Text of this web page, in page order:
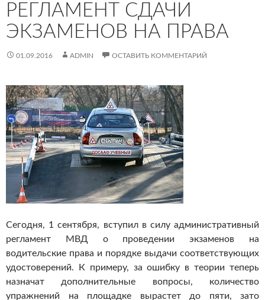
РЕГЛАМЕНТ СДАЧИ
ЭКЗАМЕНОВ НА ПРАВА
01.09.2016 ADMIN ОСТАВИТЬ КОММЕНТАРИЙ
Сегодня, 1 сентября, вступил в силу административный
регламент МВД о проведении экзаменов на
водительские права и порядке выдачи соответствующих
удостоверений. К примеру, за ошибку в теории теперь
назначат дополнительные вопросы, количество
упражнений на площадке вырастет до пяти, зато